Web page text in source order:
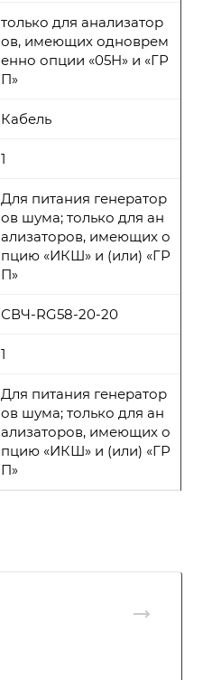
только для анализатор
ов, имеющих одноврем
енно опции «05Н» и «ГР
П»
Кабель
1
Для питания генератор
ов шума; только для ан
ализаторов, имеющих о
пцию «ИКШ» и (или) «ГР
П»
СВЧ-RG58-20-20
1
Для питания генератор
ов шума; только для ан
ализаторов, имеющих о
пцию «ИКШ» и (или) «ГР
П»